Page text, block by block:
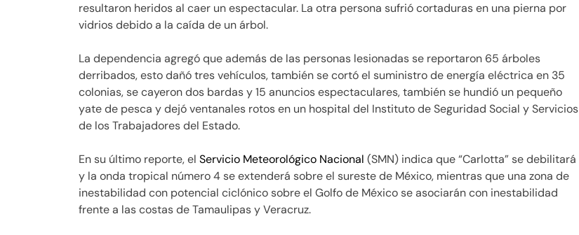
resultaron heridos al caer un espectacular. La otra persona sufrió cortaduras en una pierna por
vidrios debido a la caída de un árbol.
La dependencia agregó que además de las personas lesionadas se reportaron 65 árboles
derribados, esto dañó tres vehículos, también se cortó el suministro de energía eléctrica en 35
colonias, se cayeron dos bardas y 15 anuncios espectaculares, también se hundió un pequeño
yate de pesca y dejó ventanales rotos en un hospital del Instituto de Seguridad Social y Servicios
de los Trabajadores del Estado.
En su último reporte, el Servicio Meteorológico Nacional (SMN) indica que “Carlotta” se debilitará
y la onda tropical número 4 se extenderá sobre el sureste de México, mientras que una zona de
inestabilidad con potencial ciclónico sobre el Golfo de México se asociarán con inestabilidad
frente a las costas de Tamaulipas y Veracruz.